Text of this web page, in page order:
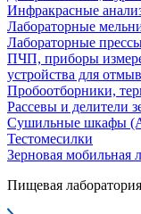
Инфракрасные
Лабораторные
Лабораторные
ПЧП, приборы
устройства для
Пробоотборники,
Рассевы и делители
Сушильные шкафы
Тестомесилки
Зерновая мобильная
Пищевая лаборатория